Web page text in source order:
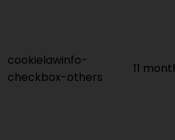
cookielawinfo-
checkbox-others
11